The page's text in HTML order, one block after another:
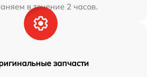
в течение 2 часов.
запчасти